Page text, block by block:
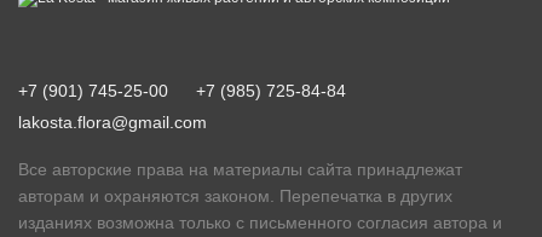
+7 (901) 745-25-00
+7 (985) 725-84-84
lakosta.flora@gmail.com
Все авторские права на материалы сайта принадлежат
авторам и охраняются законом. Перепечатка в других
изданиях возможна только с письменного согласия автора и